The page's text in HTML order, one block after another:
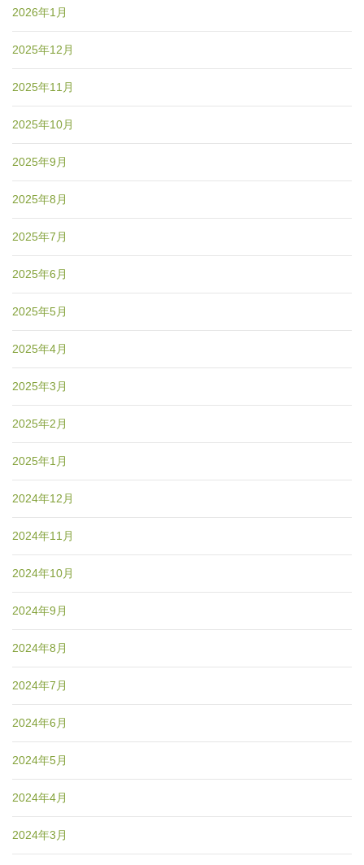
2026年1月
2025年12月
2025年11月
2025年10月
2025年9月
2025年8月
2025年7月
2025年6月
2025年5月
2025年4月
2025年3月
2025年2月
2025年1月
2024年12月
2024年11月
2024年10月
2024年9月
2024年8月
2024年7月
2024年6月
2024年5月
2024年4月
2024年3月